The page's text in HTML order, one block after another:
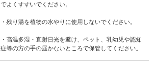
でよくすすいでください。
・残り湯を植物の水やりに使用しないでください。
・高温多湿・直射日光を避け、ペット、乳幼児や認知
症等の方の手の届かないところで保管してください。